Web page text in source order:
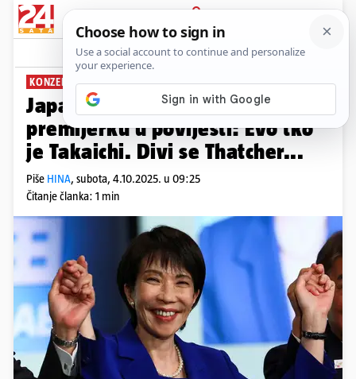
PRIJAVA
News Komentari
KONZERVATIVNA NACIONALISTKINJA
Japan vjerojatno dobiva prvu
premijerku u povijesti: Evo tko
je Takaichi. Divi se Thatcher...
Piše HINA, subota, 4.10.2025. u 09:25
Čitanje članka: 1 min